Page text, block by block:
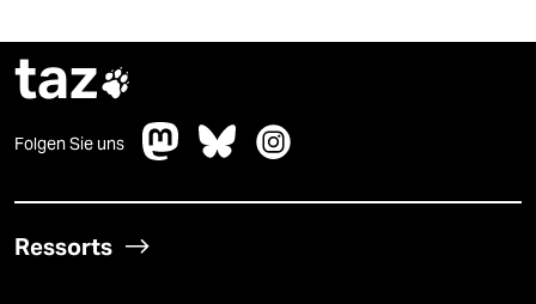
taz
Folgen Sie uns
Ressorts